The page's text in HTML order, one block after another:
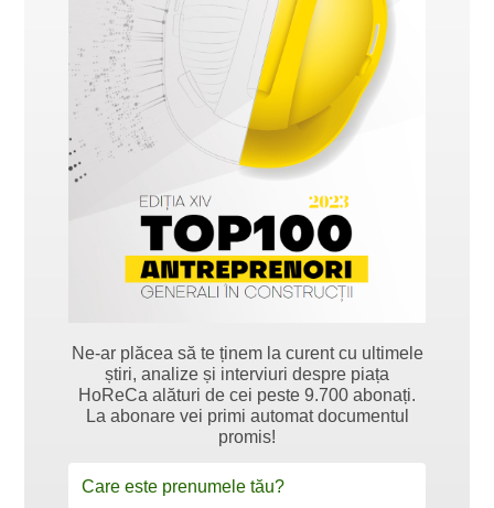
Ne-ar plăcea să te ținem la curent cu ultimele
știri, analize și interviuri despre piața
HoReCa alături de cei peste 9.700 abonați.
La abonare vei primi automat documentul
promis!